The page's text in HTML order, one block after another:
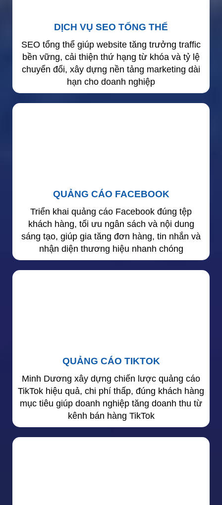
DỊCH VỤ SEO TỔNG THỂ
SEO tổng thể giúp website tăng trưởng traffic
bền vững, cải thiện thứ hạng từ khóa và tỷ lệ
chuyển đổi, xây dựng nền tảng marketing dài
hạn cho doanh nghiệp
QUẢNG CÁO FACEBOOK
Triển khai quảng cáo Facebook đúng tệp
khách hàng, tối ưu ngân sách và nội dung
sáng tạo, giúp gia tăng đơn hàng, tin nhắn và
nhận diện thương hiệu nhanh chóng
QUẢNG CÁO TIKTOK
Minh Dương xây dựng chiến lược quảng cáo
TikTok hiệu quả, chi phí thấp, đúng khách hàng
mục tiêu giúp doanh nghiệp tăng doanh thu từ
kênh bán hàng TikTok